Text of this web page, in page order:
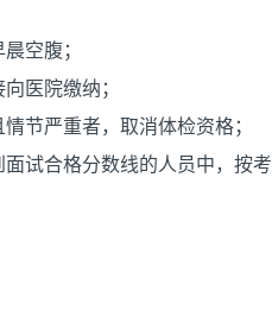
空腹；
医院缴纳；
节严重者，取消体检资格；
试合格分数线的人员中，按考